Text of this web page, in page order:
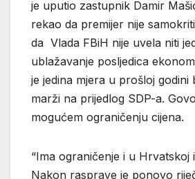
je uputio zastupnik Damir
rekao da premijer nije
da Vlada FBiH nije uvela niti
ublažavanje posljedica
je jedina mjera u prošloj godini
marži na prijedlog SDP-a.
mogućem ograničenju cijena.
“Ima ograničenje i u Hrvatskoj
Nakon rasprave je ponovo